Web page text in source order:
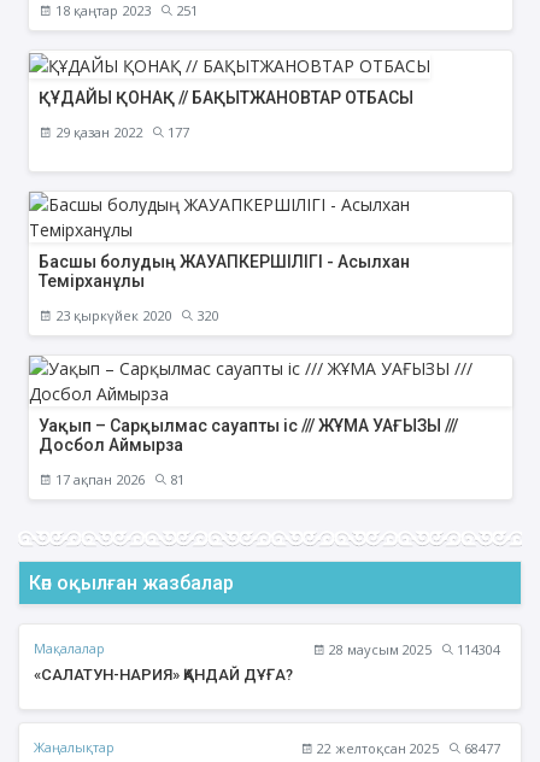
18 қаңтар 2023 251
ҚҰДАЙЫ ҚОНАҚ // БАҚЫТЖАНОВТАР ОТБАСЫ
29 қазан 2022 177
Басшы болудың ЖАУАПКЕРШІЛІГІ - Асылхан
Темірханұлы
23 қыркүйек 2020 320
Уақып – Сарқылмас сауапты іс /// ЖҰМА УАҒЫЗЫ ///
Досбол Аймырза
17 ақпан 2026 81
Көп оқылған жазбалар
Мақалалар 28 маусым 2025
114304
«САЛАТУН-НАРИЯ» ҚАНДАЙ ДҰҒА?
Жаңалықтар 22 желтоқсан 2025
68477